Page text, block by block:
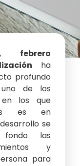
febrero
ha
profundo
de los
en los que
es en
se
las
y
para